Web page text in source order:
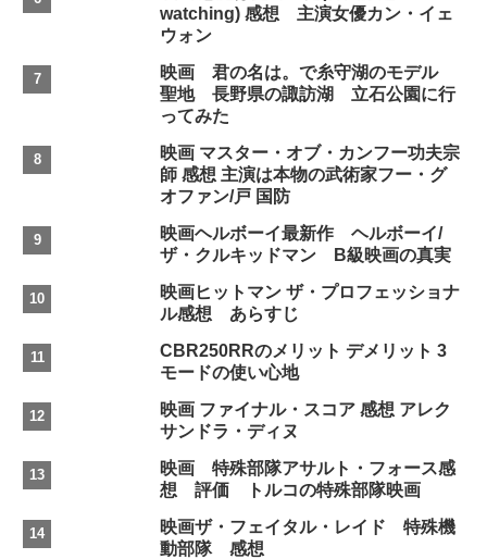
watching) 感想 主演女優カン・イェ
ウォン
映画 君の名は。で糸守湖のモデル
聖地 長野県の諏訪湖 立石公園に行
ってみた
映画 マスター・オブ・カンフー功夫宗
師 感想 主演は本物の武術家フー・グ
オファン/戸 国防
映画ヘルボーイ最新作 ヘルボーイ/
ザ・クルキッドマン B級映画の真実
映画ヒットマン ザ・プロフェッショナ
ル感想 あらすじ
CBR250RRのメリット デメリット 3
モードの使い心地
映画 ファイナル・スコア 感想 アレク
サンドラ・ディヌ
映画 特殊部隊アサルト・フォース感
想 評価 トルコの特殊部隊映画
映画ザ・フェイタル・レイド 特殊機
動部隊 感想